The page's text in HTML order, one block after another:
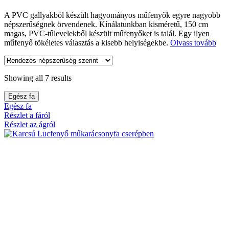
A PVC gallyakból készült hagyományos műfenyők egyre nagyobb
népszerűségnek örvendenek. Kínálatunkban kisméretű, 150 cm
magas, PVC-tűlevelekből készült műfenyőket is talál. Egy ilyen
műfenyő tökéletes választás a kisebb helyiségekbe. Olvass tovább
Showing all 7 results
Egész fa
Egész fa
Részlet a fáról
Részlet az ágról